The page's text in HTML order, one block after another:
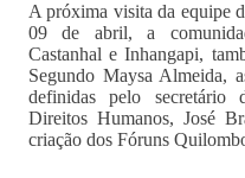
A próxima visita da equipe
09 de abril, a
Castanhal e Inhangapi,
Segundo Maysa Almeida,
definidas pelo
Direitos Humanos, José
criação dos Fóruns